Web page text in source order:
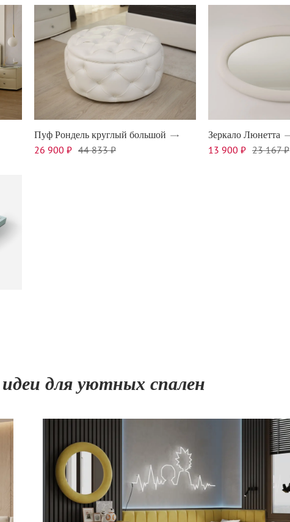
Пуф Рондель круглый большой
26 900 ₽ 44 833 ₽
Зеркало Люнетта
13 900 ₽ 23 167 ₽
для уютных спален
26 700 ₽ 44 500
9 900₽ 16 500 ₽